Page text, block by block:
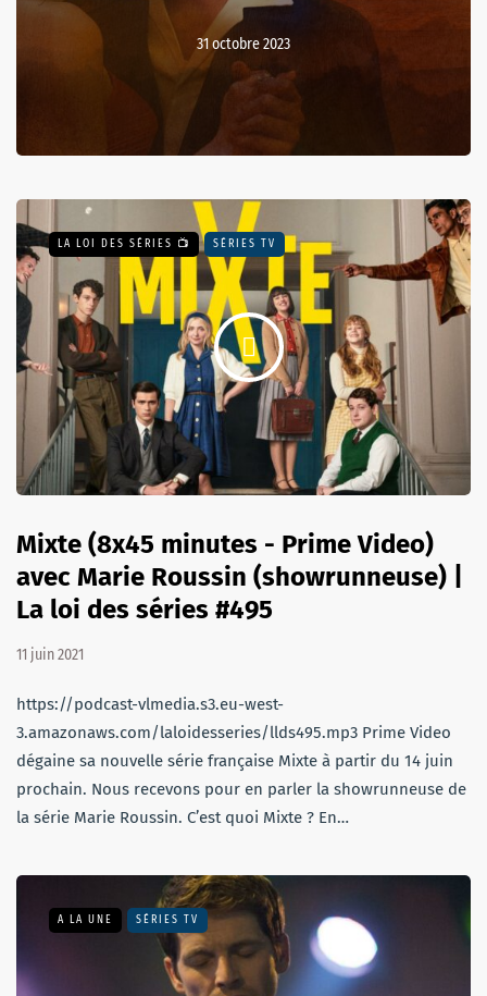
31 octobre 2023
LA LOI DES SÉRIES 📺 SÉRIES TV
Mixte (8x45 minutes - Prime Video)
avec Marie Roussin (showrunneuse) |
La loi des séries #495
11 juin 2021
https://podcast-vlmedia.s3.eu-west-
3.amazonaws.com/laloidesseries/llds495.mp3 Prime Video
dégaine sa nouvelle série française Mixte à partir du 14 juin
prochain. Nous recevons pour en parler la showrunneuse de
la série Marie Roussin. C’est quoi Mixte ? En…
A LA UNE SÉRIES TV